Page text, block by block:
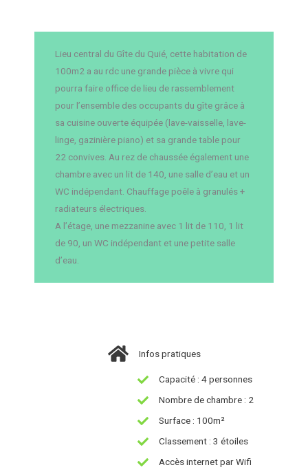
Lieu central du Gîte du Quié, cette habitation de
100m2 a au rdc une grande pièce à vivre qui
pourra faire office de lieu de rassemblement
pour l’ensemble des occupants du gîte grâce à
sa cuisine ouverte équipée (lave-vaisselle, lave-
linge, gazinière piano) et sa grande table pour
22 convives. Au rez de chaussée également une
chambre avec un lit de 140, une salle d’eau et un
WC indépendant. Chauffage poêle à granulés +
radiateurs électriques.
A l’étage, une mezzanine avec 1 lit de 110, 1 lit
de 90, un WC indépendant et une petite salle
d’eau.
Infos pratiques
Capacité : 4 personnes
Nombre de chambre : 2
Surface : 100m²
Classement : 3 étoiles
Accès internet par Wifi